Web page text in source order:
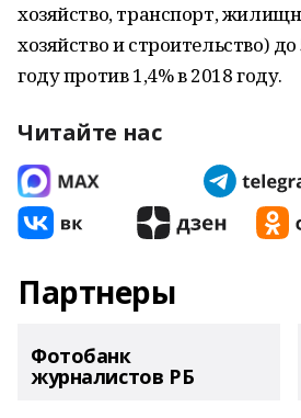
хозяйство, транспорт,
хозяйство и строительство) до
году против 1,4% в 2018 году.
Читайте нас
Партнеры
Фотобанк
журналистов РБ